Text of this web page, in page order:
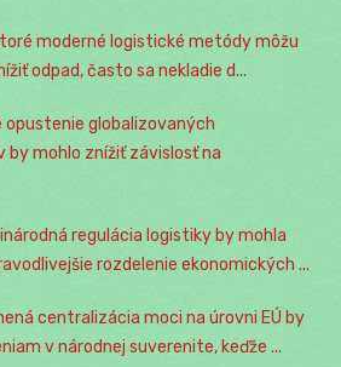
moderné logistické metódy môžu
odpad, často sa nekladie d...
opustenie globalizovaných
mohlo znížiť závislosť na
regulácia logistiky by mohla
rozdelenie ekonomických ...
centralizácia moci na úrovni EÚ by
v národnej suverenite, keďže ...